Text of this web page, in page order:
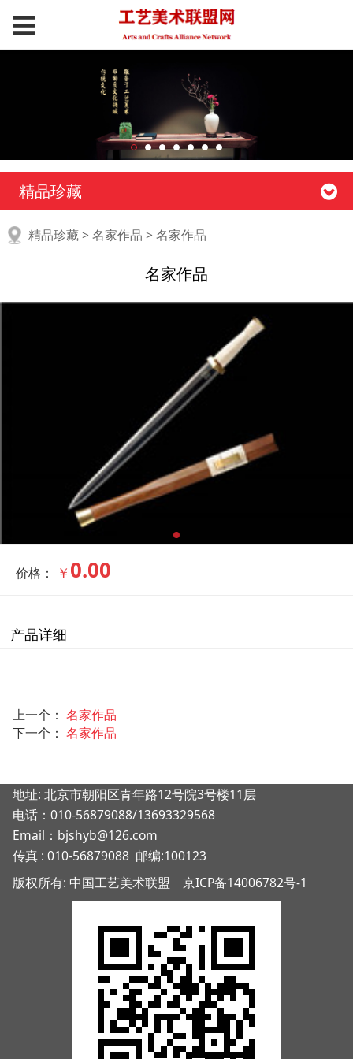
精品珍藏
名家作品
精品珍藏>名家作品 >名家作品
名家作品
价格： ￥ 0.00
产品详细
上一个： 名家作品
下一个： 名家作品
地址: 北京市朝阳区青年路12号院3号楼11层
电话：010-56879088/13693329568
Email：bjshyb@126.com
传真 : 010-56879088 邮编:100123
版权所有: 中国工艺美术联盟 京ICP备14006782号-1